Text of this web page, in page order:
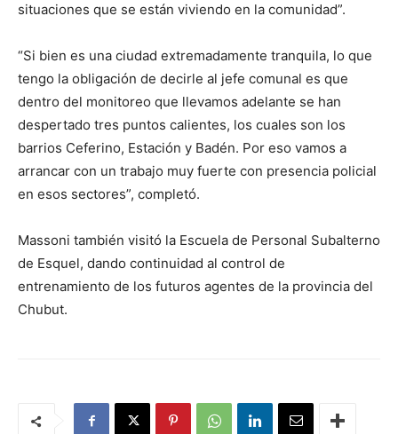
situaciones que se están viviendo en la comunidad”.
“Si bien es una ciudad extremadamente tranquila, lo que
tengo la obligación de decirle al jefe comunal es que
dentro del monitoreo que llevamos adelante se han
despertado tres puntos calientes, los cuales son los
barrios Ceferino, Estación y Badén. Por eso vamos a
arrancar con un trabajo muy fuerte con presencia policial
en esos sectores”, completó.
Massoni también visitó la Escuela de Personal Subalterno
de Esquel, dando continuidad al control de
entrenamiento de los futuros agentes de la provincia del
Chubut.